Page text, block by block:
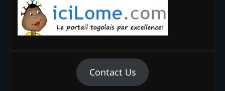
Contact Us